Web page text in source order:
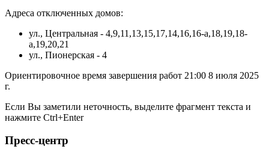
Адреса отключенных домов:
ул., Центральная - 4,9,11,13,15,17,14,16,16-а,18,19,18-
а,19,20,21
ул., Пионерская - 4
Ориентировочное время завершения работ 21:00 8 июля 2025
г.
Если Вы заметили неточность, выделите фрагмент текста и
нажмите Ctrl+Enter
Пресс-центр